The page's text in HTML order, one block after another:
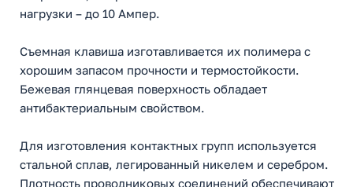
нагрузки – до 10 Ампер.
Съемная клавиша изготавливается их полимера с
хорошим запасом прочности и термостойкости.
Бежевая глянцевая поверхность обладает
антибактериальным свойством.
Для изготовления контактных групп используется
стальной сплав, легированный никелем и серебром.
Плотность проводниковых соединений обеспечивают